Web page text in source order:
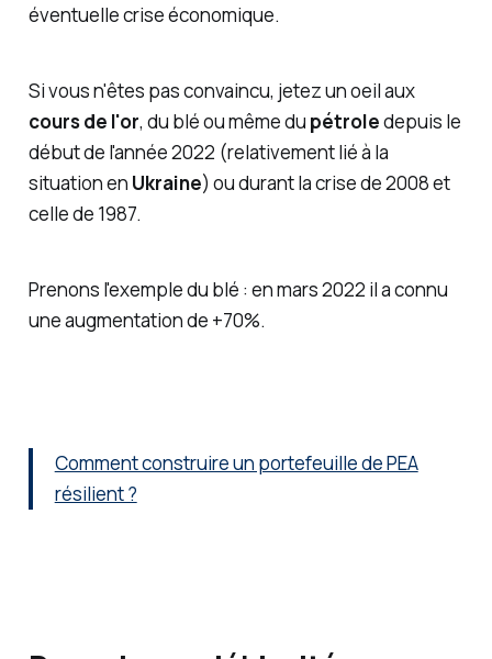
éventuelle crise économique.
Si vous n'êtes pas convaincu, jetez un oeil aux
cours de l'or, du blé ou même du pétroledepuis le
début de l'année 2022 (relativement lié à la
situation en Ukraine) ou durant la crise de 2008 et
celle de 1987.
Prenons l'exemple du blé : en mars 2022 il a connu
une augmentation de +70%.
Comment construire un portefeuille de PEA
résilient ?